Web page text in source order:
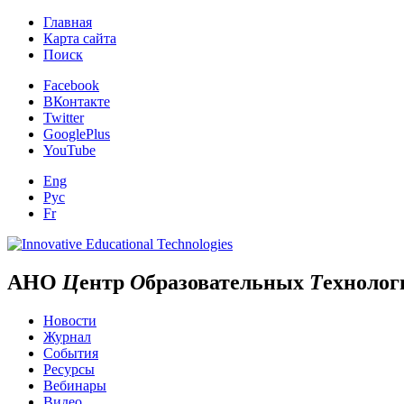
Главная
Карта сайта
Поиск
Facebook
ВКонтакте
Twitter
GooglePlus
YouTube
Eng
Рус
Fr
АНО Центр Образовательных Т
Новости
Журнал
События
Ресурсы
Вебинары